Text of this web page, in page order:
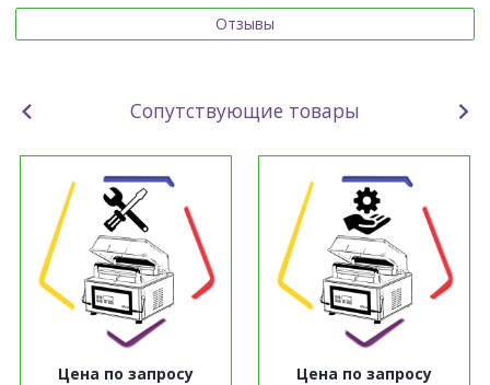
Отзывы
Сопутствующие товары
Цена по запросу Цена по запросу